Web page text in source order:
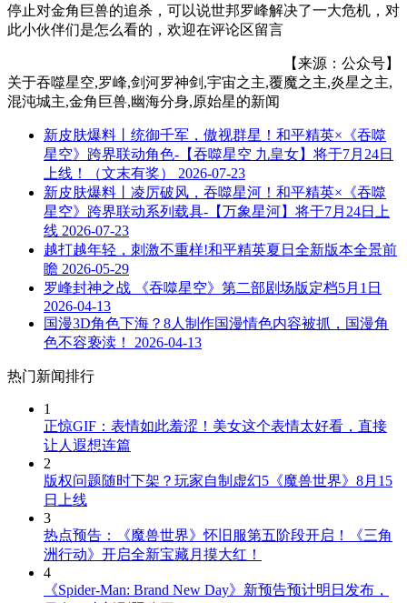
停止对金角巨兽的追杀，可以说世邦罗峰解决了一大危机，对
此小伙伴们是怎么看的，欢迎在评论区留言
【来源：公众号】
关于吞噬星空,罗峰,剑河罗神剑,宇宙之主,覆魔之主,炎星之主,
混沌城主,金角巨兽,幽海分身,原始星的新闻
新皮肤爆料丨统御千军，傲视群星！和平精英×《吞噬
星空》跨界联动角色-【吞噬星空 九皇女】将于7月24日
上线！（文末有奖）
2026-07-23
新皮肤爆料丨凌厉破风，吞噬星河！和平精英×《吞噬
星空》跨界联动系列载具-【万象星河】将于7月24日上
线 2026-07-23
越打越年轻，刺激不重样!和平精英夏日全新版本全景前
瞻 2026-05-29
罗峰封神之战 《吞噬星空》第二部剧场版定档5月1日
2026-04-13
国漫3D角色下海？8人制作国漫情色内容被抓，国漫角
色不容亵渎！
2026-04-13
热门新闻排行
1
正惊GIF：表情如此羞涩！美女这个表情太好看，直接
让人遐想连篇
2
版权问题随时下架？玩家自制虚幻5《魔兽世界》8月15
日上线
3
热点预告：《魔兽世界》怀旧服第五阶段开启！《三角
洲行动》开启全新宝藏月摸大红！
4
《Spider-Man: Brand New Day》新预告预计明日发布，